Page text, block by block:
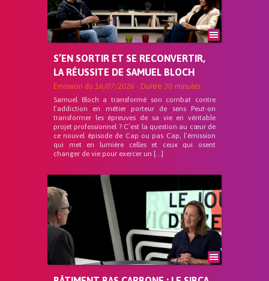
S’EN SORTIR ET SE RECONVERTIR,
LA RÉUSSITE DE SAMUEL BLOCH
Emission du 16/07/2026 - Durée 30 minutes
Samuel Bloch a transformé son combat contre
l’addiction en métier porteur de sens Peut-on
transformer les épreuves de sa vie en véritable
projet professionnel ? C’est la question au cœur de
ce nouvel épisode de Cap ou pas Cap, l’émission
qui met en lumière celles et ceux qui osent
changer de vie pour exercer un […]